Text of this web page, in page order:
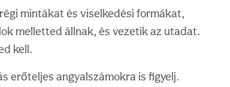
mintákat és viselkedési formákat,
melletted állnak, és vezetik az utadat.
kell.
erőteljes angyalszámokra is figyelj.